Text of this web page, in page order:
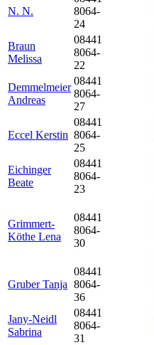
N. N.
8064-
24
Braun
Melissa
08441
8064-
22
Demmelmeier
Andreas
08441
8064-
27
Eccel Kerstin
08441
8064-
25
Eichinger
Beate
08441
8064-
23
Grimmert-
Köthe Lena
08441
8064-
30
Gruber Tanja
08441
8064-
36
Jany-Neidl
Sabrina
08441
8064-
31